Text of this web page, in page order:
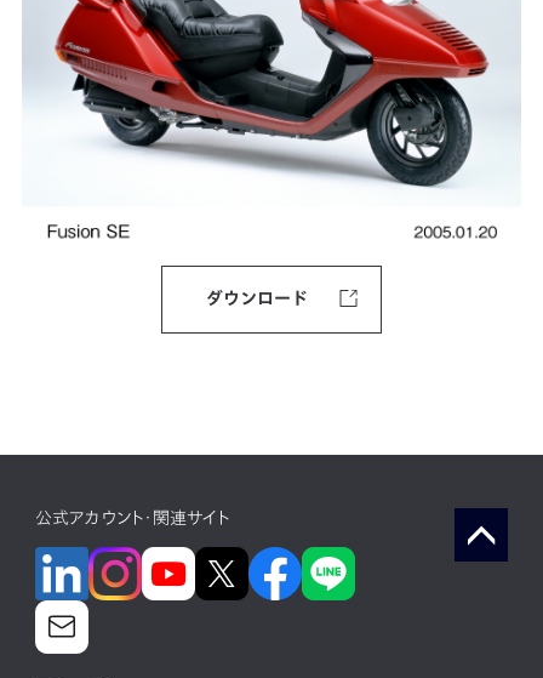
ダウンロード
公式アカウント・関連サイト